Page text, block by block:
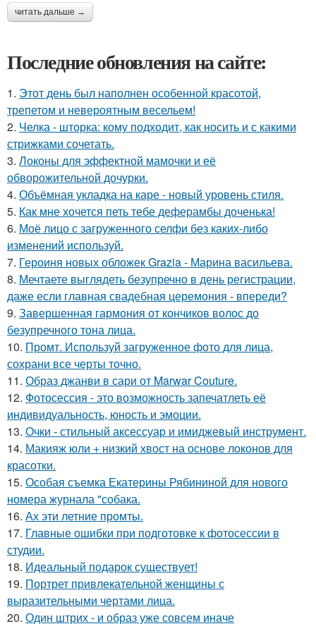
читать дальше →
Последние обновления на сайте:
1. Этот день был наполнен особенной красотой,
трепетом и невероятным весельем!
2. Челка - шторка: кому подходит, как носить и с какими
стрижками сочетать.
3. Локоны для эффектной мамочки и её
обворожительной дочурки.
4. Объёмная укладка на каре - новый уровень стиля.
5. Как мне хочется петь тебе деферамбы доченька!
6. Моё лицо с загруженного селфи без каких-либо
изменений используй.
7. Героиня новых обложек Grazia - Марина васильева.
8. Мечтаете выглядеть безупречно в день регистрации,
даже если главная свадебная церемония - впереди?
9. Завершенная гармония от кончиков волос до
безупречного тона лица.
10. Промт. Используй загруженное фото для лица,
сохрани все черты точно.
11. Образ джанви в сари от Marwar Couture.
12. Фотосессия - это возможность запечатлеть её
индивидуальность, юность и эмоции.
13. Очки - стильный аксессуар и имиджевый инструмент.
14. Макияж юли + низкий хвост на основе локонов для
красотки.
15. Особая съемка Екатерины Рябининой для нового
номера журнала "собака.
16. Ах эти летние промты.
17. Главные ошибки при подготовке к фотосессии в
студии.
18. Идеальный подарок существует!
19. Портрет привлекательной женщины с
выразительными чертами лица.
20. Один штрих - и образ уже совсем иначе